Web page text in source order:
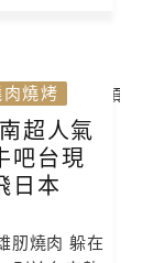
肉燒烤
超人氣
吧台現
日本
肕燒肉 躲在